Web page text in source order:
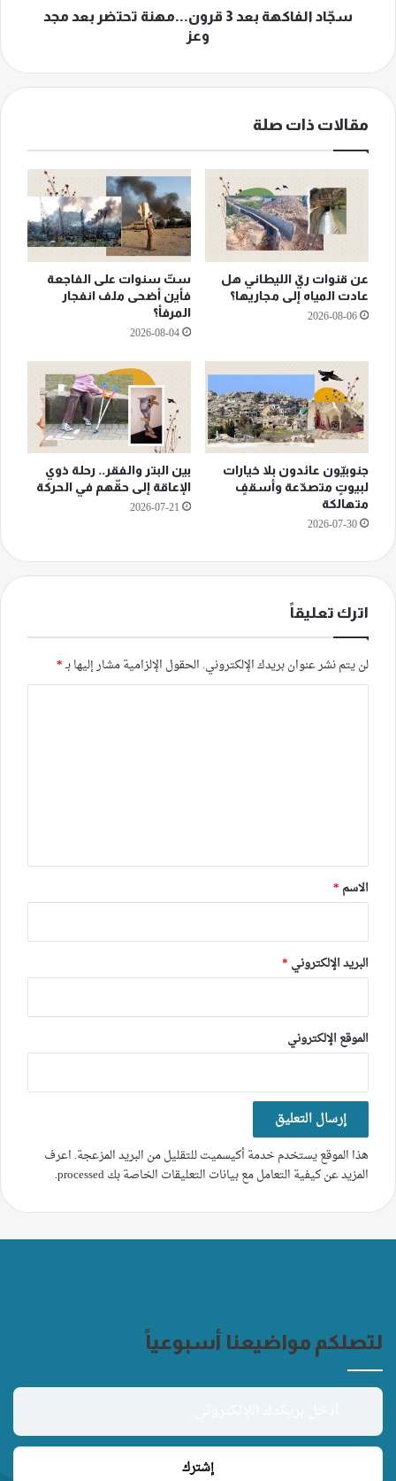
سجّاد الفاكهة بعد 3 قرون...مهنة تحتضر بعد مجد
وعز
مقالات ذات صلة
عن قنوات ريّ الليطاني هل
عادت المياه إلى مجاريها؟
2026-08-06
ستّ سنوات على الفاجعة
فأين أضحى ملف انفجار
المرفأ؟
2026-08-04
جنوبيّون عائدون بلا خيارات
لبيوتٍ متصدّعة وأسقفٍ
متهالكة
2026-07-30
بين البتر والفقر.. رحلة ذوي
الإعاقة إلى حقّهم في الحركة
2026-07-21
اترك تعليقاً
لن يتم نشر عنوان بريدك الإلكتروني. الحقول الإلزامية مشار إليها بـ*
*
الاسم *
البريد الإلكتروني *
الموقع الإلكتروني
هذا الموقع يستخدم خدمة أكيسميت للتقليل من البريد المزعجة. اعرف
المزيد عن كيفية التعامل مع بيانات التعليقات الخاصة بك processed
.
لتصلكم مواضيعنا أسبوعياً